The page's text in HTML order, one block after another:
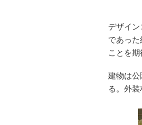
デザイ
であっ
ことを期
建物は公
る。外